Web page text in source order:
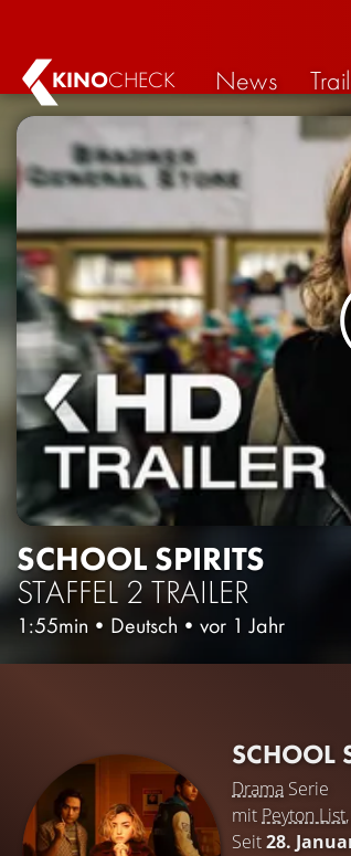
KINOCHECK News
SCHOOL SPIRITS
STAFFEL 2 TRAILER
1:55min • Deutsch • vor 1 Jahr
SCHOOL
Drama Serie
mit Peyton List,
Seit28.